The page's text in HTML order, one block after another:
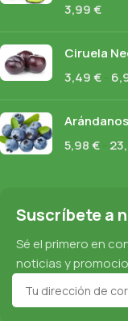
3,99€
Ciruela
3,49€
Arándanos
5,98€
Suscríbete a
Sé el primero en
noticias y
Yogur